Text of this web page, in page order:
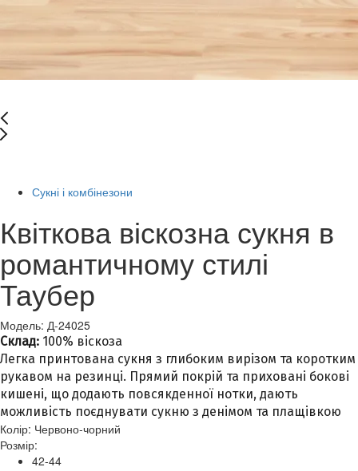
Сукні і комбінезони
Квіткова віскозна сукня в
романтичному стилі
Таубер
Модель: Д-24025
Склад: 100% віскоза
Легка принтована сукня з глибоким вирізом та коротким
рукавом на резинці. Прямий покрій та приховані бокові
кишені, що додають повсякденної нотки, дають
можливість поєднувати сукню з денімом та плащівкою
Колір: Червоно-чорний
Розмір:
42-44